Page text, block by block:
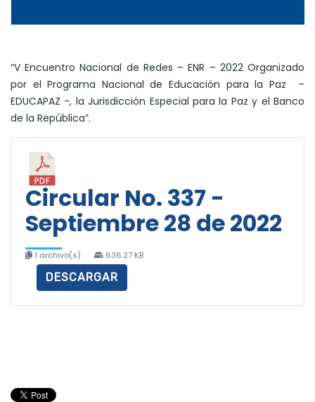
“V Encuentro Nacional de Redes – ENR – 2022 Organizado
por el Programa Nacional de Educación para la Paz –
EDUCAPAZ -, la Jurisdicción Especial para la Paz y el Banco
de la República”.
Circular No. 337 -
Septiembre 28 de 2022
1 archivo(s) 636.27 KB
DESCARGAR